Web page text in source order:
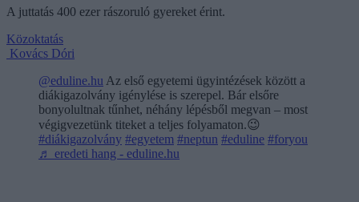
A juttatás 400 ezer rászoruló gyereket érint.
Közoktatás
Kovács Dóri
@eduline.hu Az első egyetemi ügyintézések között a
diákigazolvány igénylése is szerepel. Bár elsőre
bonyolultnak tűnhet, néhány lépésből megvan – most
végigvezetünk titeket a teljes folyamaton.😉
#diákigazolvány #egyetem #neptun #eduline #foryou
♬ eredeti hang - eduline.hu